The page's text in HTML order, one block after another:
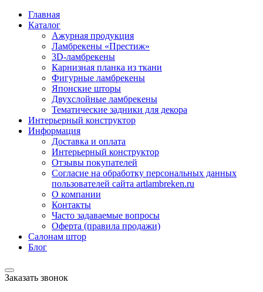
Главная
Каталог
Ажурная продукция
Ламбрекены «Престиж»
3D-ламбрекены
Карнизная планка из ткани
Фигурные ламбрекены
Японские шторы
Двухслойные ламбрекены
Тематические задники для декора
Интерьерный конструктор
Информация
Доставка и оплата
Интерьерный конструктор
Отзывы покупателей
Согласие на обработку персональных данных
пользователей сайта artlambreken.ru
О компании
Контакты
Часто задаваемые вопросы
Оферта (правила продажи)
Салонам штор
Блог
Заказать звонок